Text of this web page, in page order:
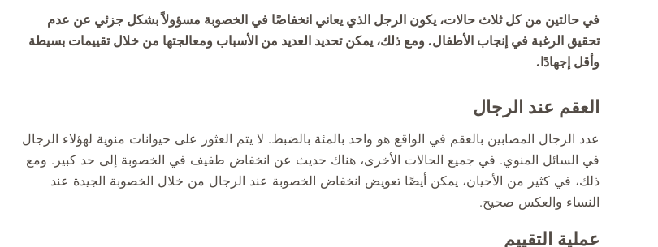
في حالتين من كل ثلاث حالات، يكون الرجل الذي يعاني انخفاضًا في الخصوبة مسؤولاً بشكل جزئي عن عدم
تحقيق الرغبة في إنجاب الأطفال. ومع ذلك، يمكن تحديد العديد من الأسباب ومعالجتها من خلال تقييمات بسيطة
وأقل إجهادًا.
العقم عند الرجال
عدد الرجال المصابين بالعقم في الواقع هو واحد بالمئة بالضبط. لا يتم العثور على حيوانات منوية لهؤلاء الرجال
في السائل المنوي. في جميع الحالات الأخرى، هناك حديث عن انخفاض طفيف في الخصوبة إلى حد كبير. ومع
ذلك، في كثير من الأحيان، يمكن أيضًا تعويض انخفاض الخصوبة عند الرجال من خلال الخصوبة الجيدة عند
النساء والعكس صحيح.
عملية التقييم